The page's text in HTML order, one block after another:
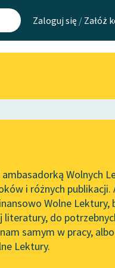
Zaloguj się / Załóż
Lektur
Wolnych Lektur
Wolnych
i różnych publikacji.
Wolne Lektury,
do
samym w pracy,
Lektury.